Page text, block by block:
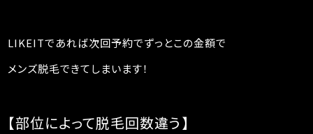
LIKEITであれば次回予約でずっとこの金額で
メンズ脱毛できてしまいます！
【部位によって脱毛回数違う】